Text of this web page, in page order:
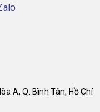
A, Q. Bình Tân, Hồ Chí